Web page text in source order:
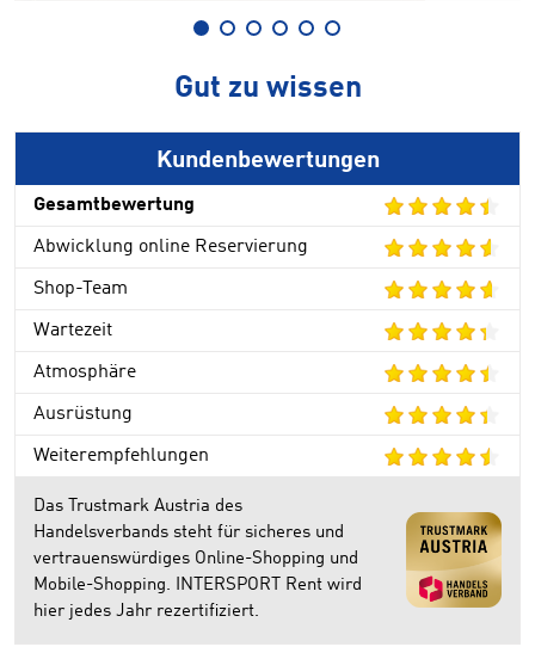
Gut zu wissen
Kundenbewertungen
Gesamtbewertung
Abwicklung online Reservierung
Shop-Team
Wartezeit
Atmosphäre
Ausrüstung
Weiterempfehlungen
Das Trustmark Austria des
Handelsverbands steht für sicheres und
vertrauenswürdiges Online-Shopping und
Mobile-Shopping. INTERSPORT Rent wird
hier jedes Jahr rezertifiziert.